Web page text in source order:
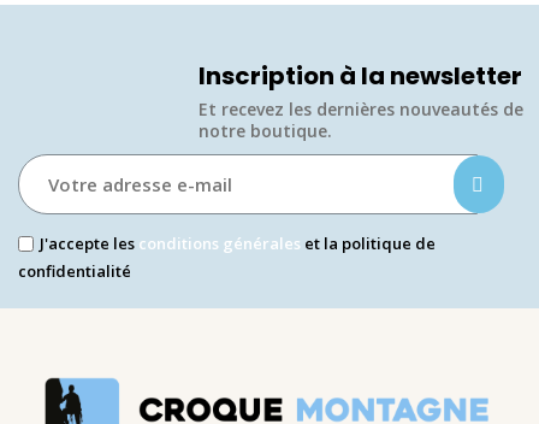
Inscription à la newsletter
Et recevez les dernières nouveautés de
notre boutique.​
J'accepte les conditions générales et la politique de
confidentialité